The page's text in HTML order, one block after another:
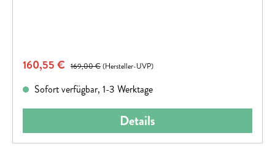
Verkaufspreis:
160,55 € Regulärer Preis:
169,00 €(Hersteller-UVP)
Sofort verfügbar, 1-3 Werktage
Details